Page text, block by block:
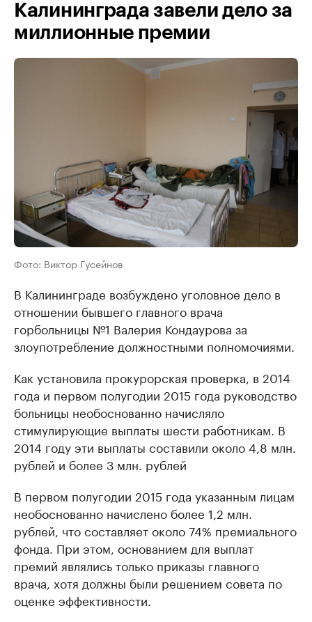
Калининграда завели дело за
миллионные премии
Фото: Виктор Гусейнов
В Калининграде возбуждено уголовное дело в
отношении бывшего главного врача
горбольницы №1 Валерия Кондаурова за
злоупотребление должностными полномочиями.
Как установила прокурорская проверка, в 2014
года и первом полугодии 2015 года руководство
больницы необоснованно начисляло
стимулирующие выплаты шести работникам. В
2014 году эти выплаты составили около 4,8 млн.
рублей и более 3 млн. рублей
В первом полугодии 2015 года указанным лицам
необоснованно начислено более 1,2 млн.
рублей, что составляет около 74% премиального
фонда. При этом, основанием для выплат
премий являлись только приказы главного
врача, хотя должны были решением совета по
оценке эффективности.